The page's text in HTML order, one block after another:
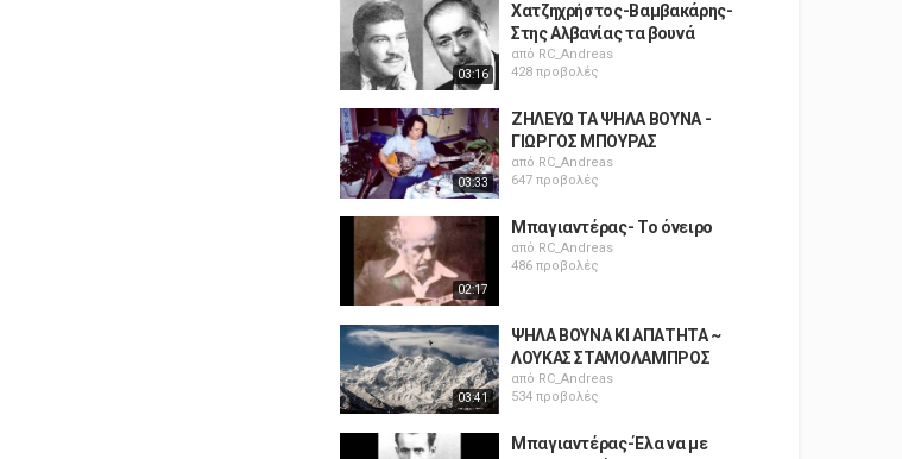
03:16
Χατζηχρήστος-Βαμβακάρης-
Στης Αλβανίας τα βουνά
από RC_Andreas
428 προβολές
03:33
ΖΗΛΕΥΩ ΤΑ ΨΗΛΑ ΒΟΥΝΑ -
ΓΙΩΡΓΟΣ ΜΠΟΥΡΑΣ
από RC_Andreas
647 προβολές
02:17
Μπαγιαντέρας- Το όνειρο
από RC_Andreas
486 προβολές
03:41
ΨΗΛΑ ΒΟΥΝΑ ΚΙ ΑΠΑΤΗΤΑ ~
ΛΟΥΚΑΣ ΣΤΑΜΟΛΑΜΠΡΟΣ
από RC_Andreas
534 προβολές
Μπαγιαντέρας-Έλα να με